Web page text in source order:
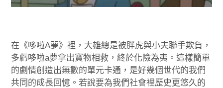
在《哆啦A夢》裡，大雄總是被胖虎與小夫聯手欺負，
多虧哆啦a夢拿出寶物相救，終於化險為夷。這樣簡單
的劇情創造出無數的單元卡通，是好幾個世代的我們
共同的成長回憶。若說要為我們社會裡歷史更悠久的